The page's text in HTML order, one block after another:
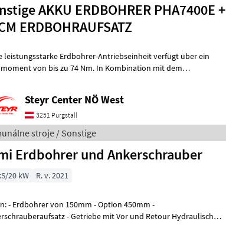
AKKU ERDBOHRER PHA7400E +
ERDBOHRAUFSATZ
leistungsstarke Erdbohrer-Antriebseinheit verfügt über ein
von bis zu 74 Nm. In Kombination mit dem
Steyr Center NÖ West
3251 Purgstall
stroje / Sonstige
Erdbohrer und Ankerschrauber
20 kW R. v. 2021
Erdbohrer von 150mm - Option 450mm -
- Getriebe mit Vor und Retour Hydraulisch